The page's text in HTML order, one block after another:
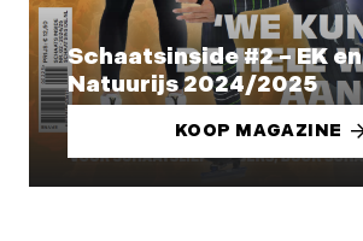
Schaatsinside #2 – EK en
Natuurijs 2024/2025
KOOP MAGAZINE